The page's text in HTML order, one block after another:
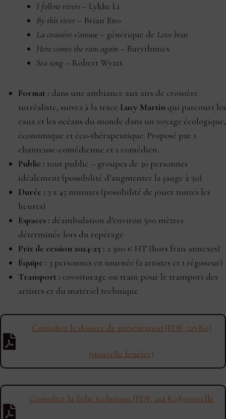
I follow rivers– Lykke Li
By this river– Brian Eno
La croisière s’amuse– générique de Love boat
Here comes the rain again – Eurythmics
Sea song– Robert Wyatt
Format : dans une ambiance aux airs de croisière
surréaliste, suivez à la trace Lucy Martin qui parcourt les
eaux et les océans du monde dans un voyage écologique,
économique et éco-thérapeutique. Proposé par 1
chanteuse-comédienne et 1 comédien.
Public : tout public – groupes de 30 personnes
idéalement (possibilité d’augmenter la jauge à 50)
Durée : 3 x 45 minutes (possibilité de jouer toutes les
heures)
Espaces : déambulation d’environ 500 mètres
déterminée lors du repérage
Prix de cession 2024-25 : 2 300 € HT (hors frais annexes)
Équipe : 3 personnes en tournée (2 artistes et 1 régisseur)
Transport : covoiturage ou train pour le transport des
artistes et du matériel technique
Consulter le dossier de présentation (PDF, 523 Ko)
(nouvelle fenêtre)
Consulter la fiche technique (PDF, 414 Ko)(nouvelle